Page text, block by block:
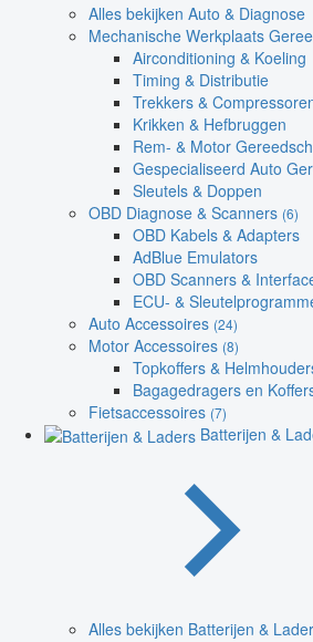
Alles bekijken Auto & Diagnose
Mechanische Werkplaats
Airconditioning & Koeling
Timing & Distributie
Trekkers &
Krikken & Hefbruggen
Rem- & Motor
Gespecialiseerd Auto
Sleutels & Doppen
OBD Diagnose & Scanners (6)
OBD Kabels & Adapters
AdBlue Emulators
OBD Scanners &
ECU- &
Auto Accessoires (24)
Motor Accessoires (8)
Topkoffers &
Bagagedragers en
Fietsaccessoires (7)
Batterijen &
Alles bekijken Batterijen &